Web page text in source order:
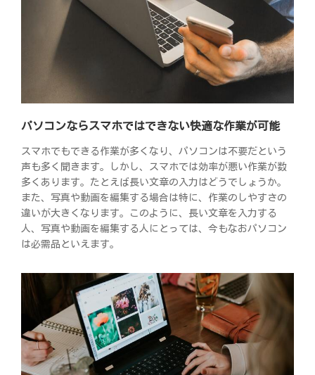
パソコンならスマホではできない快適な作業が可能
スマホでもできる作業が多くなり、パソコンは不要だという
声も多く聞きます。しかし、スマホでは効率が悪い作業が数
多くあります。たとえば長い文章の入力はどうでしょうか。
また、写真や動画を編集する場合は特に、作業のしやすさの
違いが大きくなります。このように、長い文章を入力する
人、写真や動画を編集する人にとっては、今もなおパソコン
は必需品といえます。